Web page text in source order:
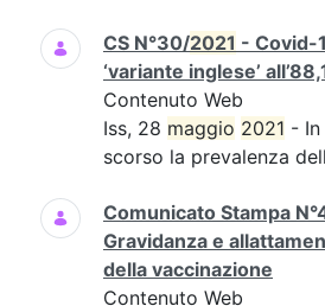
CS N°30/2021 - Covid-
‘variante inglese’
Contenuto Web
Iss, 28 maggio 2021 - In
scorso la prevalenza
Comunicato Stampa
Gravidanza e
della vaccinazione
Contenuto Web